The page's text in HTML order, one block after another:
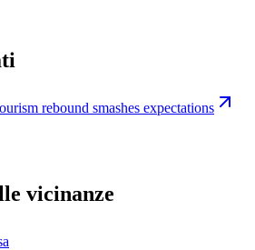
rebound smashes expectations
vicinanze